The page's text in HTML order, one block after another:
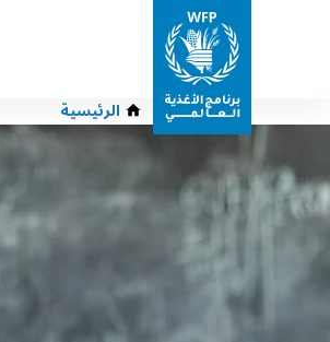
الرئيسية